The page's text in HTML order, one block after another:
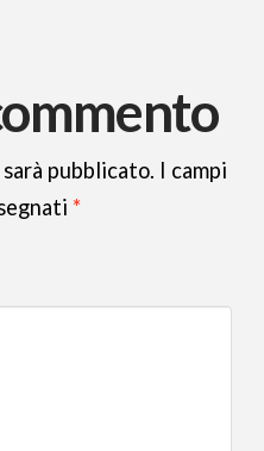
pubblicato. I campi
*